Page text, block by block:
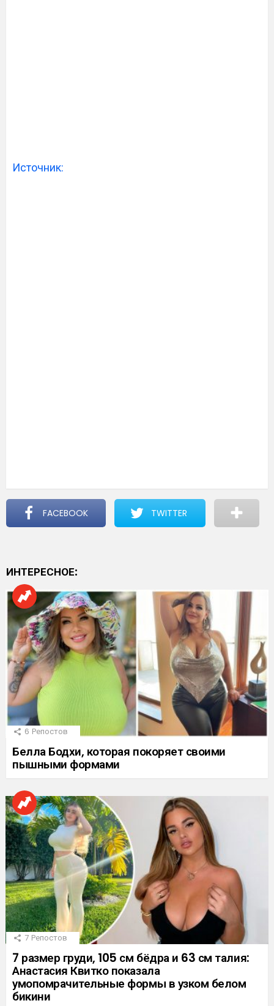
Источник:
FACEBOOK TWITTER
ИНТЕРЕСНОЕ:
6 Репостов
Белла Бодхи, которая покоряет своими
пышными формами
7 Репостов
7 размер груди, 105 см бёдра и 63 см талия:
Анастасия Квитко показала
умопомрачительные формы в узком белом
бикини